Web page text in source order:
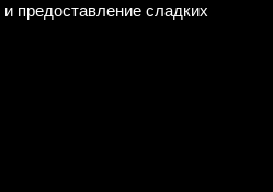
предоставление сладких